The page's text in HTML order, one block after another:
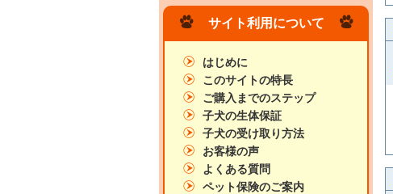
サイト利用について
はじめに
このサイトの特長
ご購入までのステップ
子犬の生体保証
子犬の受け取り方法
お客様の声
よくある質問
ペット保険のご案内